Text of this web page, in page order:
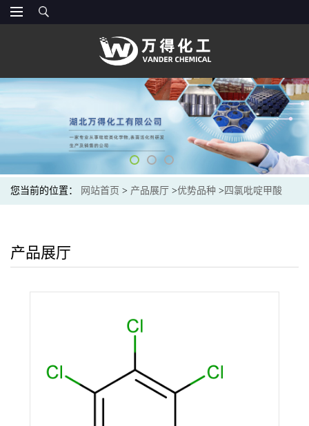
您当前的位置： 网站首页 > 产品展厅 >优势品种 > 四氯吡啶甲酸
产品展厅